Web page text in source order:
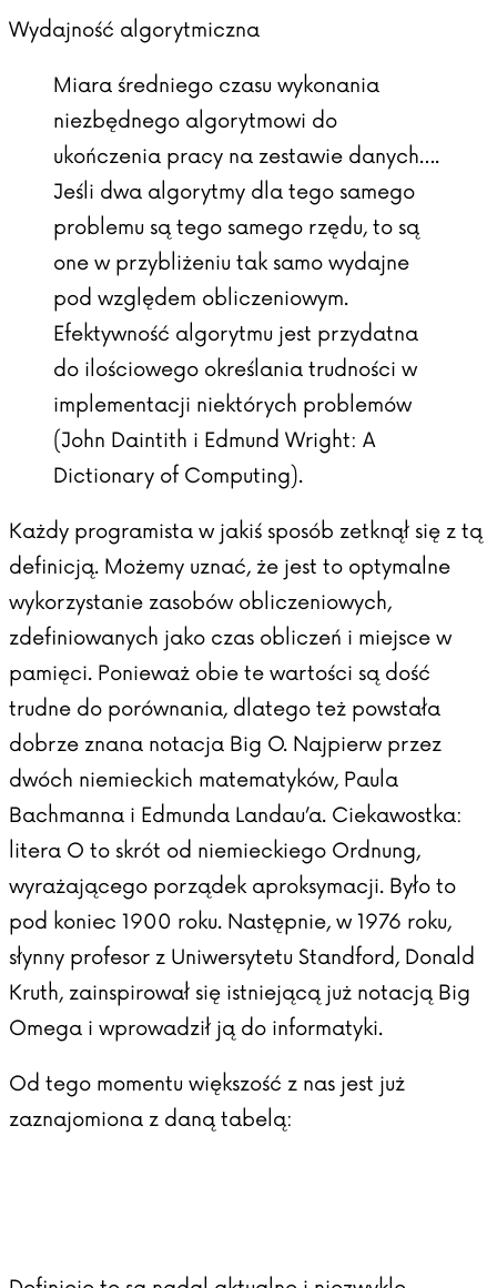
Wydajność algorytmiczna
Miara średniego czasu wykonania
niezbędnego algorytmowi do
ukończenia pracy na zestawie danych….
Jeśli dwa algorytmy dla tego samego
problemu są tego samego rzędu, to są
one w przybliżeniu tak samo wydajne
pod względem obliczeniowym.
Efektywność algorytmu jest przydatna
do ilościowego określania trudności w
implementacji niektórych problemów
(John Daintith i Edmund Wright: A
Dictionary of Computing).
Każdy programista w jakiś sposób zetknął się z tą
definicją. Możemy uznać, że jest to optymalne
wykorzystanie zasobów obliczeniowych,
zdefiniowanych jako czas obliczeń i miejsce w
pamięci. Ponieważ obie te wartości są dość
trudne do porównania, dlatego też powstała
dobrze znana notacja Big O. Najpierw przez
dwóch niemieckich matematyków, Paula
Bachmanna i Edmunda Landau’a. Ciekawostka:
litera O to skrót od niemieckiego Ordnung,
wyrażającego porządek aproksymacji. Było to
pod koniec 1900 roku. Następnie, w 1976 roku,
słynny profesor z Uniwersytetu Standford, Donald
Kruth, zainspirował się istniejącą już notacją Big
Omega i wprowadził ją do informatyki.
Od tego momentu większość z nas jest już
zaznajomiona z daną tabelą: